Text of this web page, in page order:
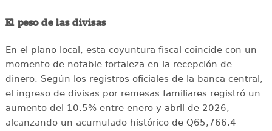
El peso de las divisas
En el plano local, esta coyuntura fiscal coincide con un
momento de notable fortaleza en la recepción de
dinero. Según los registros oficiales de la banca central,
el ingreso de divisas por remesas familiares registró un
aumento del 10.5% entre enero y abril de 2026,
alcanzando un acumulado histórico de Q65,766.4